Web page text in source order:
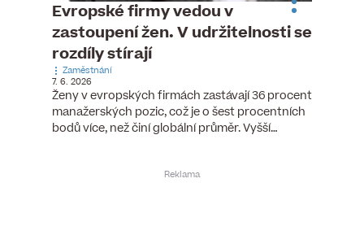
Evropské firmy vedou v
zastoupení žen. V udržitelnosti se
rozdíly stírají
Zaměstnání
7. 6. 2026
Ženy v evropských firmách zastávají 36 procent
manažerských pozic, což je o šest procentních
bodů více, než činí globální průměr. Vyšší…